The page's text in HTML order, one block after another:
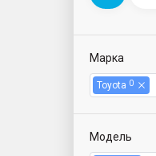
Марка
Toyota 0
Модель